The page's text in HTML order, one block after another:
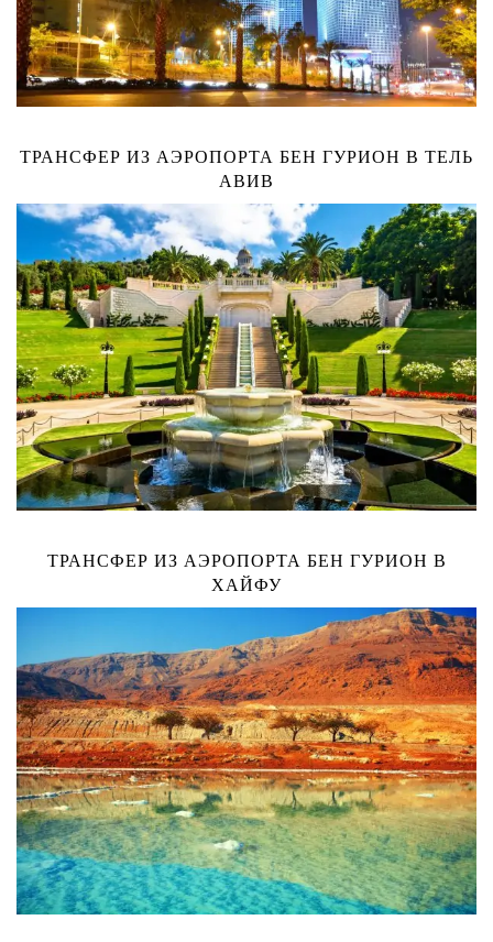
ТРАНСФЕР ИЗ АЭРОПОРТА БЕН ГУРИОН В ТЕЛЬ
АВИВ
ТРАНСФЕР ИЗ АЭРОПОРТА БЕН ГУРИОН В
ХАЙФУ